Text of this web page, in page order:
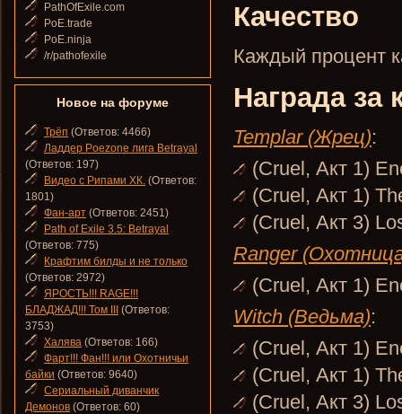
Качество
Каждый процент
Награда за
Templar (Жрец):
(Cruel, Акт 1)
(Cruel, Акт 1)
(Cruel, Акт 3)
Ranger
(Cruel, Акт 1)
Witch (Ведьма):
(Cruel, Акт 1)
(Cruel, Акт 1)
(Cruel, Акт 3)
PathOfExile.com
PoE.trade
PoE.ninja
/r/pathofexile
Новое на форуме
Трёп (Ответов: 4466)
Ладдер Poezone лига Betrayal
(Ответов: 197)
Видео с Рипами ХК. (Ответов:
1801)
Фан-арт (Ответов: 2451)
Path of Exile 3.5: Betrayal
(Ответов: 775)
Крафтим билды и не только
(Ответов: 2972)
ЯРОСТЬ!!! RAGE!!!
БЛАДЖАД!!! Том III
(Ответов:
3753)
Халява (Ответов: 166)
Фарт!!! Фан!!! или Охотничьи
байки (Ответов: 9640)
Сериальный диванчик
Демонов (Ответов: 60)